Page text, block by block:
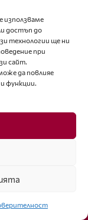
използваме
достъп до
технологии ще ни
при
сайт.
да повлияе
функции.
с модния си